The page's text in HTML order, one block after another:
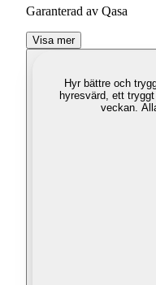
Garanterad av Qasa
Visa mer
Hyr bättre och
hyresvärd, ett
veckan.